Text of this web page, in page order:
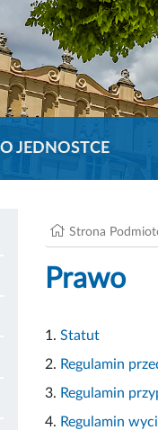
JEDNOSTCE
Strona
Prawo
1. Statut
2. Regulamin
3. Regulamin
4. Regulamin